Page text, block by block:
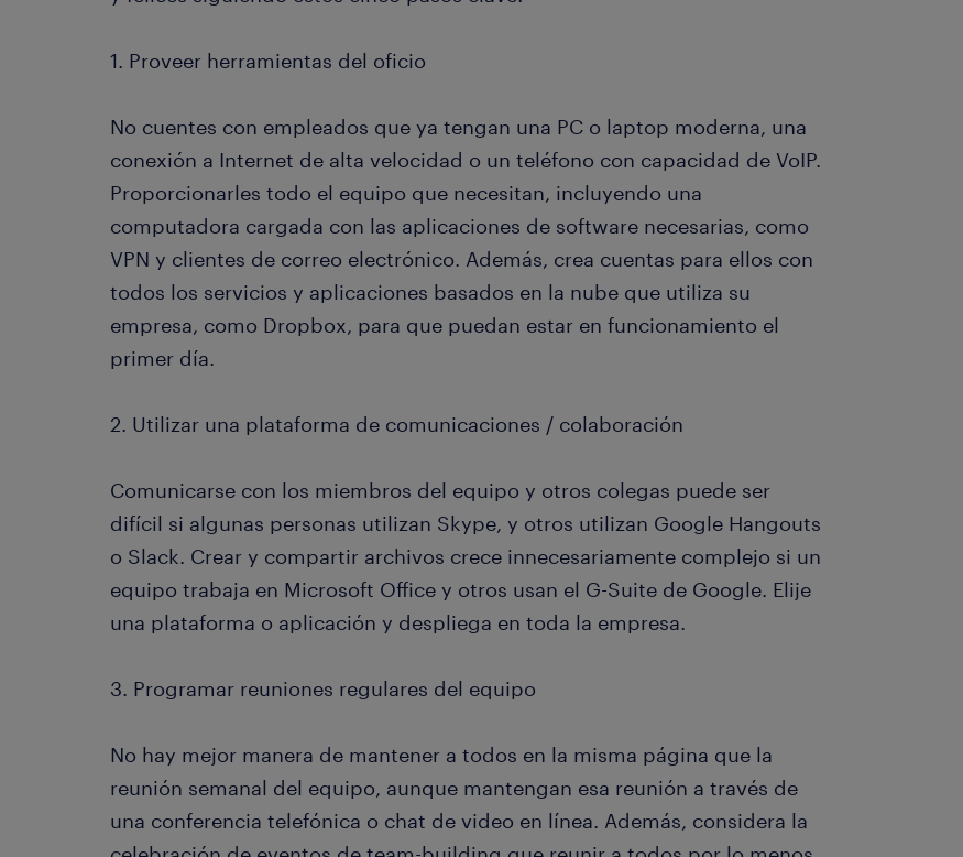
1. Proveer herramientas del oficio
No cuentes con empleados que ya tengan una PC o laptop moderna, una
conexión a Internet de alta velocidad o un teléfono con capacidad de VoIP.
Proporcionarles todo el equipo que necesitan, incluyendo una
computadora cargada con las aplicaciones de software necesarias, como
VPN y clientes de correo electrónico. Además, crea cuentas para ellos con
todos los servicios y aplicaciones basados ​​en la nube que utiliza su
empresa, como Dropbox, para que puedan estar en funcionamiento el
primer día.
2. Utilizar una plataforma de comunicaciones / colaboración
Comunicarse con los miembros del equipo y otros colegas puede ser
difícil si algunas personas utilizan Skype, y otros utilizan Google Hangouts
o Slack. Crear y compartir archivos crece innecesariamente complejo si un
equipo trabaja en Microsoft Office y otros usan el G-Suite de Google. Elije
una plataforma o aplicación y despliega en toda la empresa.
3. Programar reuniones regulares del equipo
No hay mejor manera de mantener a todos en la misma página que la
reunión semanal del equipo, aunque mantengan esa reunión a través de
una conferencia telefónica o chat de video en línea. Además, considera la